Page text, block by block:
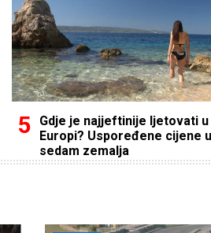
Gdje je najjeftinije ljetovati u
Europi? Uspoređene cijene u
sedam zemalja